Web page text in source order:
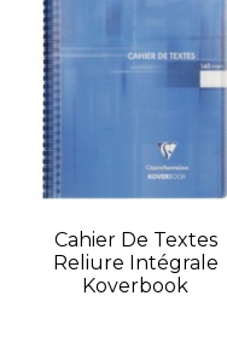
Cahier De Textes
Reliure Intégrale
Koverbook